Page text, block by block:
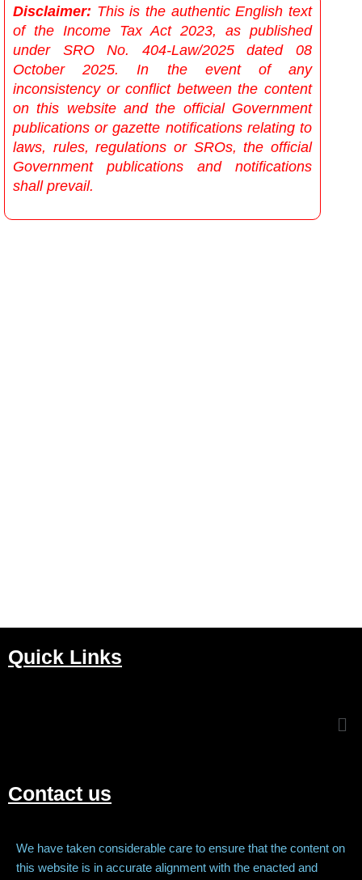
Disclaimer: This is the authentic English text
of the Income Tax Act 2023, as published
under SRO No. 404-Law/2025 dated 08
October 2025. In the event of any
inconsistency or conflict between the content
on this website and the official Government
publications or gazette notifications relating to
laws, rules, regulations or SROs, the official
Government publications and notifications
shall prevail.
Quick Links
Contact us
We have taken considerable care to ensure that the content on
this website is in accurate alignment with the enacted and